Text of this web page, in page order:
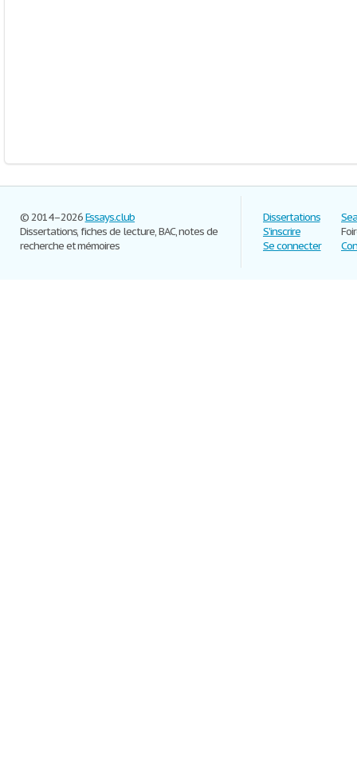
© 2014–2026Essays.club
Dissertations, fiches de lecture, BAC, notes de
recherche et mémoires
Dissertations
S'inscrire
Se connecter